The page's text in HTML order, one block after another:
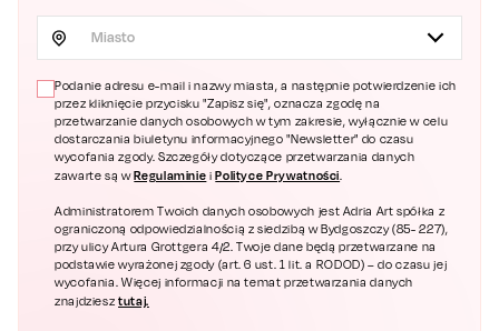
Miasto
Podanie adresu e-mail i nazwy miasta, a następnie potwierdzenie ich
przez kliknięcie przycisku "Zapisz się", oznacza zgodę na
przetwarzanie danych osobowych w tym zakresie, wyłącznie w celu
dostarczania biuletynu informacyjnego "Newsletter" do czasu
wycofania zgody. Szczegóły dotyczące przetwarzania danych
zawarte są wRegulaminie iPolityce Prywatności.
Administratorem Twoich danych osobowych jest Adria Art spółka z
ograniczoną odpowiedzialnością z siedzibą w Bydgoszczy (85- 227),
przy ulicy Artura Grottgera 4/2. Twoje dane będą przetwarzane na
podstawie wyrażonej zgody (art. 6 ust. 1 lit. a RODOD) – do czasu jej
wycofania. Więcej informacji na temat przetwarzania danych
znajdziesztutaj.